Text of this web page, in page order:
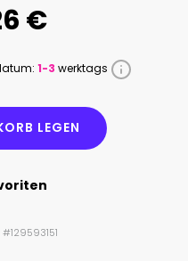
€
1-3 werktags
LEGEN